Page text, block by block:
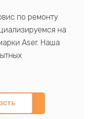
по ремонту
на
Aser. Наша
знаниями и
ремонт с
компонентов, а